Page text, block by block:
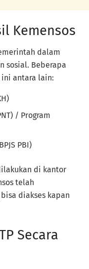
Kemensos
dalam
sosial. Beberapa
ini antara lain:
/ Program
PBI)
di kantor
telah
diakses kapan
Secara